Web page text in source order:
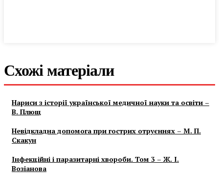
Схожі матеріали
Нариси з історії української медичної науки та освіти –
В. Плющ
Невідкладна допомога при гострих отруєннях – М. П.
Скакун
Інфекційні і паразитарні хвороби. Том 3 – Ж. І.
Возіанова